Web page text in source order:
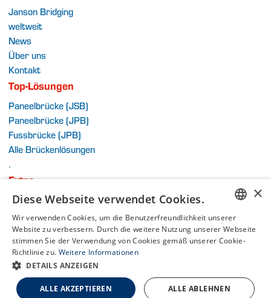
Janson Bridging
weltweit
News
Über uns
Kontakt
Top-Lösungen
Paneelbrücke (JSB)
Paneelbrücke (JPB)
Fussbrücke (JPB)
Alle Brückenlösungen
.
Extra
Allgemeine Begriffe
Datenschutzpolitik
Sitemap
Teil der Van Schie-Gruppe
Eine WebNL-Website
DUTCH
DUTCH
FRENCH
×
Diese Webseite verwendet Cookies.
Wir verwenden Cookies, um die Benutzerfreundlichkeit unserer
Website zu verbessern. Durch die weitere Nutzung unserer Webseite
stimmen Sie der Verwendung von Cookies gemäß unserer Cookie-
Richtlinie zu. Weitere Informationen
DETAILS ANZEIGEN
ALLE AKZEPTIEREN ALLE ABLEHNEN